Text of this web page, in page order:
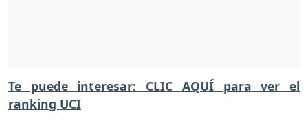
Te puede interesar: CLIC AQUÍ para ver el
ranking UCI